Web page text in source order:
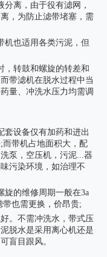
离，由于役有滤网，
，为防止滤带堵塞，需
机也适用各类污泥，但
，转鼓和螺旋的转差和
带滤机在脱水过程中当
量、冲洗水压力均需调
套设备仅有加药和进出
带机占地面积大，配
泵，空压机，污泥...器
污染环境，如治理不
旋的维修周期一般在3a
也需更换，价昂贵;
。不需冲洗水，带式压
脱水是采用离心机还是
盲目跟风。